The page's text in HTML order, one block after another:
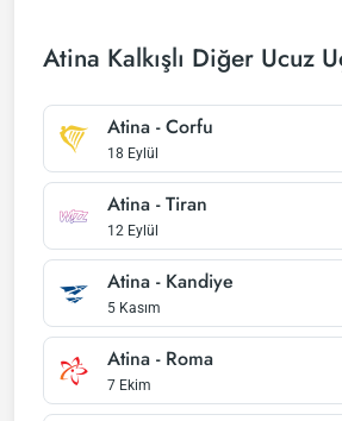
Atina Kalkışlı Diğer Ucuz
Atina - Corfu
18 Eylül
Atina - Tiran
12 Eylül
Atina - Kandiye
5 Kasım
Atina - Roma
7 Ekim